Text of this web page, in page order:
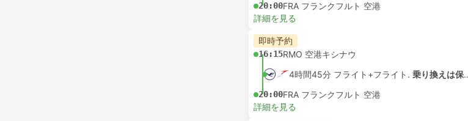
20:00FRA フランクフルト 空港
詳細を見る
即時予約
16:15RMO 空港キシナウ
4時間45分 フライト+フライト. 乗り換えは保証されていません
20:00FRA フランクフルト 空港
詳細を見る